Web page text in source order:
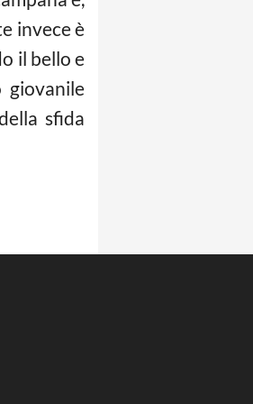
invece è
il bello e
giovanile
sfida